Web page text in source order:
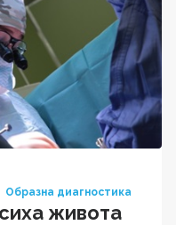
Образна диагностика
живота